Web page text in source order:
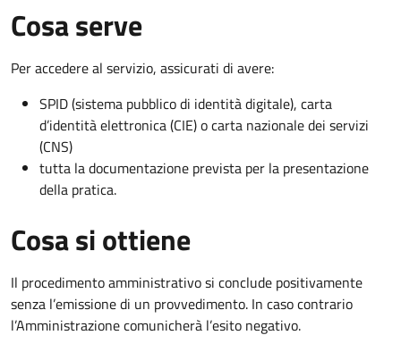
Cosa serve
Per accedere al servizio, assicurati di avere:
SPID (sistema pubblico di identità digitale), carta
d’identità elettronica (CIE) o carta nazionale dei servizi
(CNS)
tutta la documentazione prevista per la presentazione
della pratica.
Cosa si ottiene
Il procedimento amministrativo si conclude positivamente
senza l’emissione di un provvedimento. In caso contrario
l’Amministrazione comunicherà l’esito negativo.